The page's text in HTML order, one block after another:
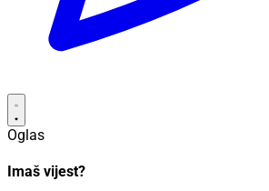
Oglas
Imaš vijest?